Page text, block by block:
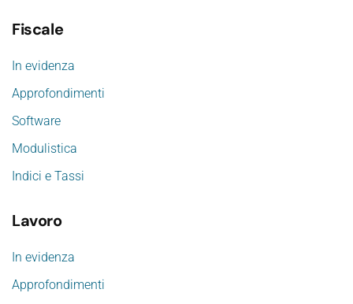
Fiscale
In evidenza
Approfondimenti
Software
Modulistica
Indici e Tassi
Lavoro
In evidenza
Approfondimenti